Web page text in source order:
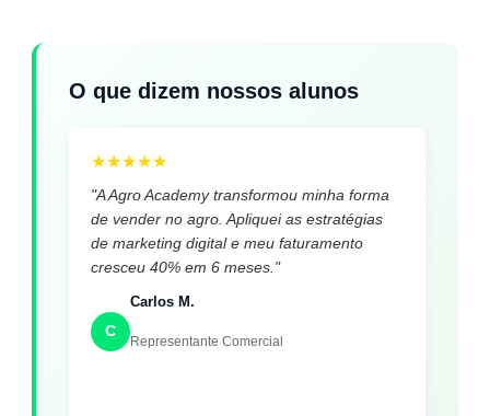
O que dizem nossos alunos
★★★★★
"A Agro Academy transformou minha forma
de vender no agro. Apliquei as estratégias
de marketing digital e meu faturamento
cresceu 40% em 6 meses."
C
Carlos M.
Representante Comercial